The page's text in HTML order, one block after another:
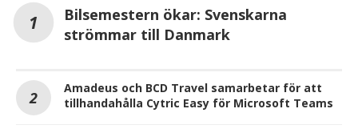
Bilsemestern ökar: Svenskarna
strömmar till Danmark
Amadeus och BCD Travel samarbetar för att
tillhandahålla Cytric Easy för Microsoft Teams